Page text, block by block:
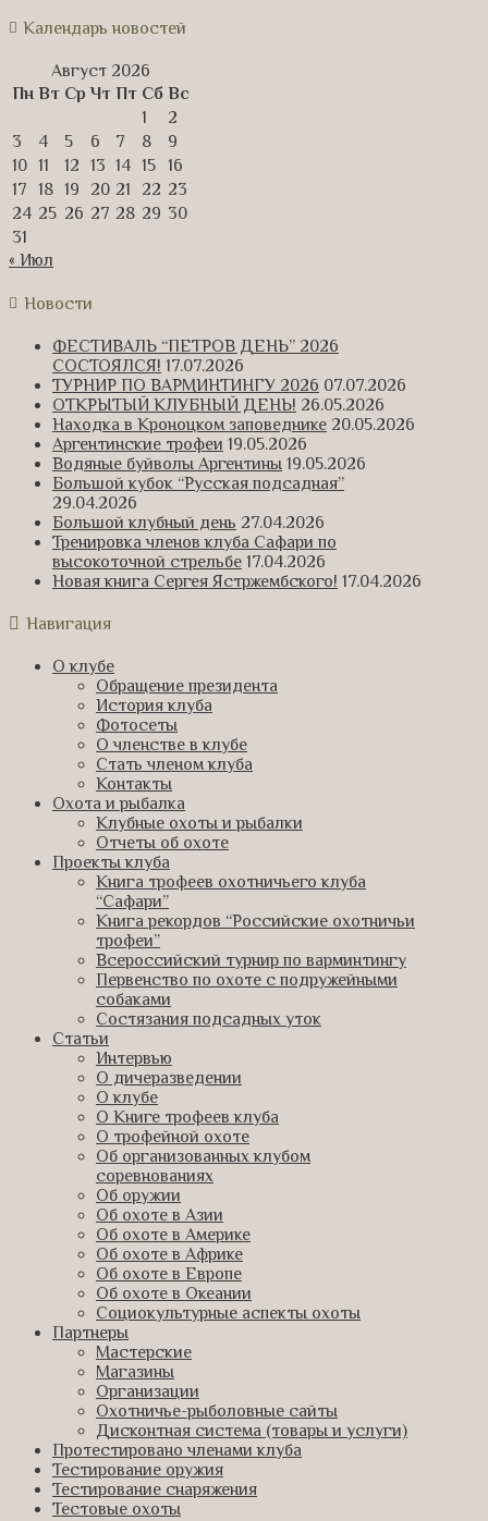
Календарь новостей
Август 2026
Пн Вт Ср Чт Пт Сб Вс
1
2
3
4 5 6 7 8
9
10 11 12 13 14 15
16
17
18 19 20 21 22 23
24 25 26 27 28 29 30
31
« Июл
Новости
ФЕСТИВАЛЬ “ПЕТРОВ ДЕНЬ” 2026
СОСТОЯЛСЯ! 17.07.2026
ТУРНИР ПО ВАРМИНТИНГУ 2026 07.07.2026
ОТКРЫТЫЙ КЛУБНЫЙ ДЕНЬ! 26.05.2026
Находка в Кроноцком заповеднике 20.05.2026
Аргентинские трофеи 19.05.2026
Водяные буйволы Аргентины 19.05.2026
Большой кубок “Русская подсадная”
29.04.2026
Большой клубный день 27.04.2026
Тренировка членов клуба Сафари по
высокоточной стрельбе 17.04.2026
Новая книга Сергея Ястржембского! 17.04.2026
Навигация
О клубе
Обращение президента
История клуба
Фотосеты
О членстве в клубе
Стать членом клуба
Контакты
Охота и рыбалка
Клубные охоты и рыбалки
Отчеты об охоте
Проекты клуба
Книга трофеев охотничьего клуба
“Сафари”
Книга рекордов “Российские охотничьи
трофеи”
Всероссийский турнир по варминтингу
Первенство по охоте с подружейными
собаками
Состязания подсадных уток
Статьи
Интервью
О дичеразведении
О клубе
О Книге трофеев клуба
О трофейной охоте
Об организованных клубом
соревнованиях
Об оружии
Об охоте в Азии
Об охоте в Америке
Об охоте в Африке
Об охоте в Европе
Об охоте в Океании
Социокультурные аспекты охоты
Партнеры
Мастерские
Магазины
Организации
Охотничье-рыболовные сайты
Дисконтная система (товары и услуги)
Протестировано членами клуба
Тестирование оружия
Тестирование снаряжения
Тестовые охоты